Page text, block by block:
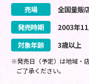
売場
全国量販
発売時期
2003年11
対象年齢
3歳以上
※発売日（予定）は地域・
ご了承ください。